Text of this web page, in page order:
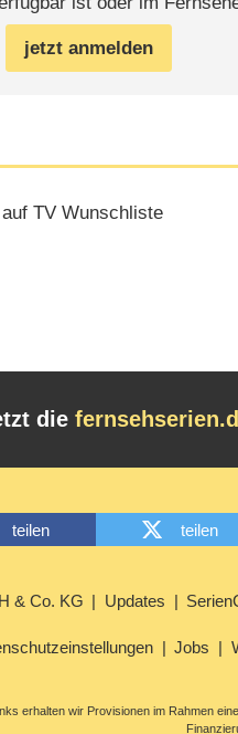
jetzt anmelden
auf TV Wunschliste
die
teilen teilen
& Co. KG Updates
Jobs
erhalten wir Provisionen im Rahmen